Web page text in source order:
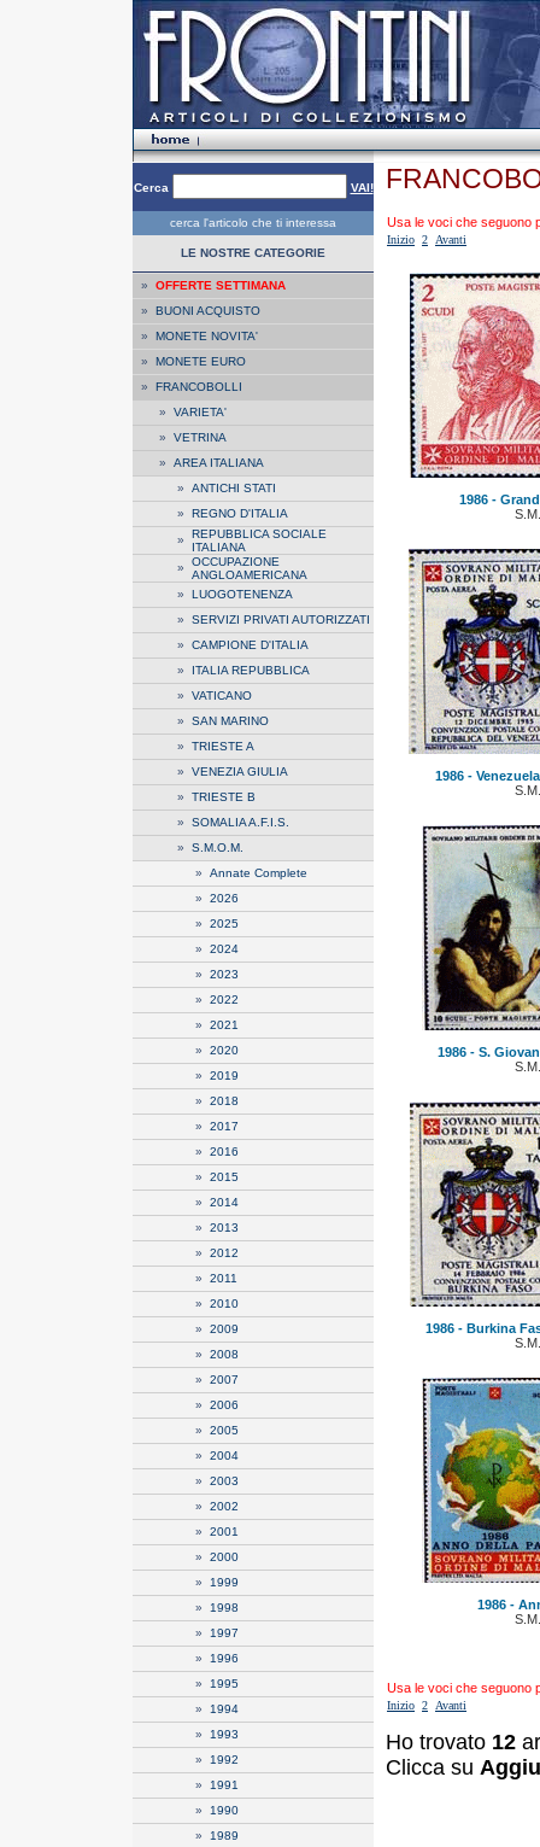
Cerca VAI!
cerca l'articolo che ti interessa
LE NOSTRE CATEGORIE
» OFFERTE SETTIMANA
» BUONI ACQUISTO
» MONETE NOVITA'
» MONETE EURO
» FRANCOBOLLI
» VARIETA'
» VETRINA
» AREA ITALIANA
» ANTICHI STATI
» REGNO D'ITALIA
» REPUBBLICA SOCIALE
ITALIANA
» OCCUPAZIONE
ANGLOAMERICANA
» LUOGOTENENZA
» SERVIZI PRIVATI AUTORIZZATI
» CAMPIONE D'ITALIA
» ITALIA REPUBBLICA
» VATICANO
» SAN MARINO
» TRIESTE A
» VENEZIA GIULIA
» TRIESTE B
» SOMALIA A.F.I.S.
» S.M.O.M.
» Annate Complete
» 2026
» 2025
» 2024
» 2023
» 2022
» 2021
» 2020
» 2019
» 2018
» 2017
» 2016
» 2015
» 2014
» 2013
» 2012
» 2011
» 2010
» 2009
» 2008
» 2007
» 2006
» 2005
» 2004
» 2003
» 2002
» 2001
» 2000
» 1999
» 1998
» 1997
» 1996
» 1995
» 1994
» 1993
» 1992
» 1991
» 1990
» 1989
Usa le voci che seguono
Inizio 2 Avanti
1986 -
1986 -
1986 - S.
1986 - Burkina
1986 -
Usa le voci che seguono
Inizio 2 Avanti
Ho trovato 12
Clicca su